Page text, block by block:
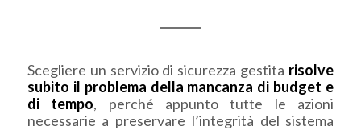
Scegliere un servizio di sicurezza gestita risolve
subito il problema della mancanza di budget e
di tempo, perché appunto tutte le azioni
necessarie a preservare l’integrità del sistema